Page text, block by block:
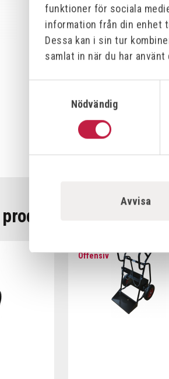
funktioner för sociala
information från din enhet
Dessa kan i sin tur
samlat in när du har
Nödvändig
Avvisa
PU-HJUL 260X85-20
Art.nr: 761200
Offensiv